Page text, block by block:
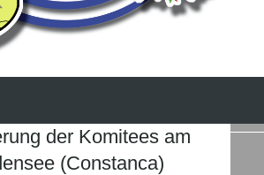
der Komitees am
(Constanca)